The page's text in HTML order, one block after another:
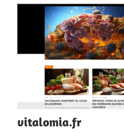
vitalomia.fr